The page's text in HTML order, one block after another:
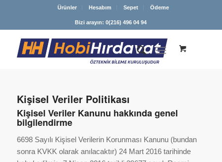
Ürünler Hesabım Sepet Ödeme
Bizi arayın: 0(216) 496 04 94
Kişisel Veriler Politikası
Kişisel Veriler Kanunu hakkında genel
bilgilendirme
6698 Sayılı Kişisel Verilerin Korunması Kanunu (bundan
sonra KVKK olarak anılacaktır) 24 Mart 2016 tarihinde